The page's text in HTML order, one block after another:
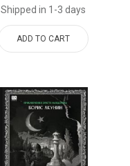
Shipped in 1-3 days
ADD TO CART